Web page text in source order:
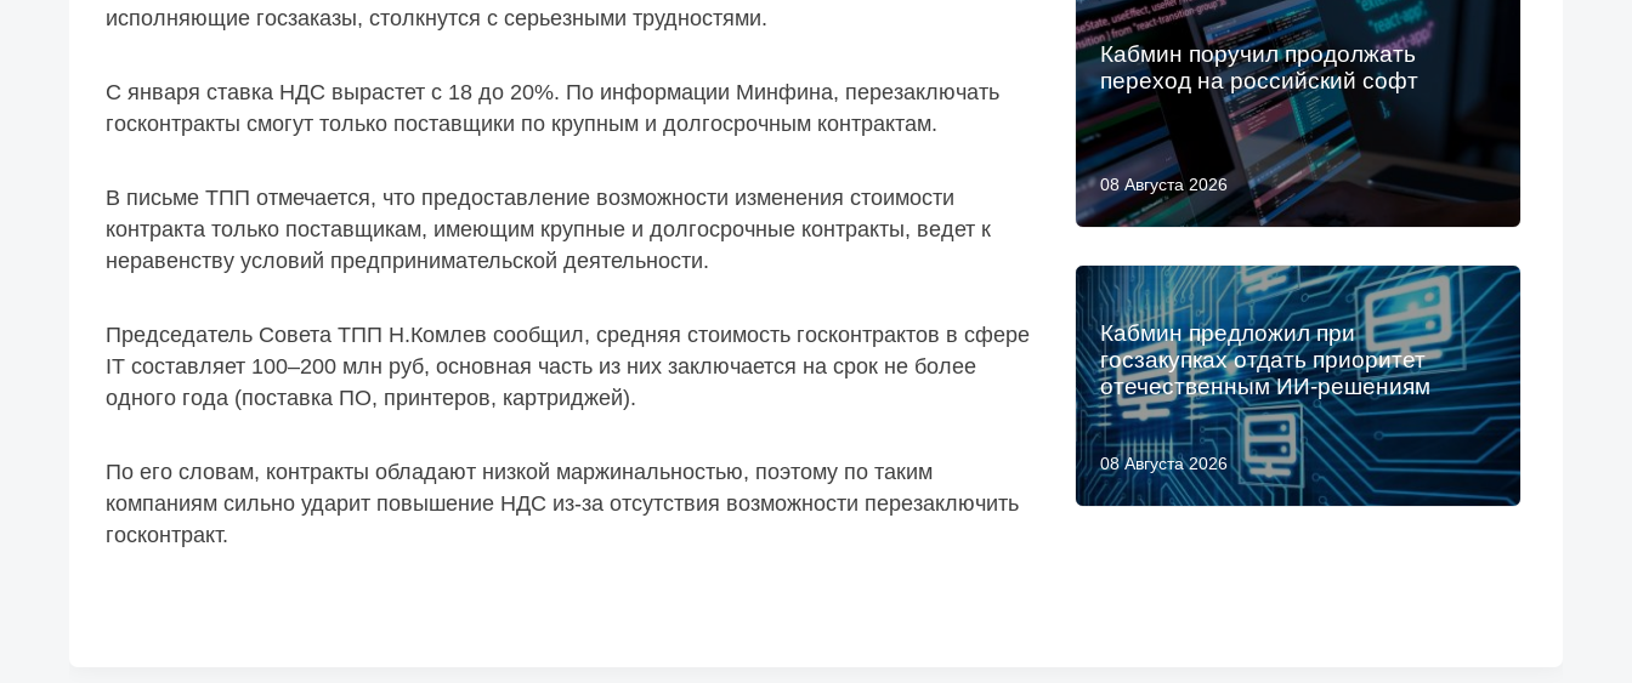
исполняющие госзаказы, столкнутся с серьезными трудностями.
С января ставка НДС вырастет с 18 до 20%. По информации Минфина, перезаключать
госконтракты смогут только поставщики по крупным и долгосрочным контрактам.
В письме ТПП отмечается, что предоставление возможности изменения стоимости
контракта только поставщикам, имеющим крупные и долгосрочные контракты, ведет к
неравенству условий предпринимательской деятельности.
Председатель Совета ТПП Н.Комлев сообщил, средняя стоимость госконтрактов в сфере
IT составляет 100–200 млн руб, основная часть из них заключается на срок не более
одного года (поставка ПО, принтеров, картриджей).
По его словам, контракты обладают низкой маржинальностью, поэтому по таким
компаниям сильно ударит повышение НДС из-за отсутствия возможности перезаключить
госконтракт.
08 Августа 2026
Кабмин поручил продолжать
переход на российский софт
08 Августа 2026
Кабмин предложил при
госзакупках отдать приоритет
отечественным ИИ-решениям